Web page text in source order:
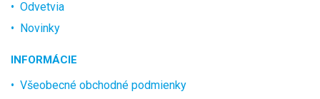
Odvetvia
Novinky
INFORMÁCIE
Všeobecné obchodné podmienky